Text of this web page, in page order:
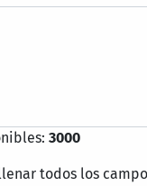
3000
todos los